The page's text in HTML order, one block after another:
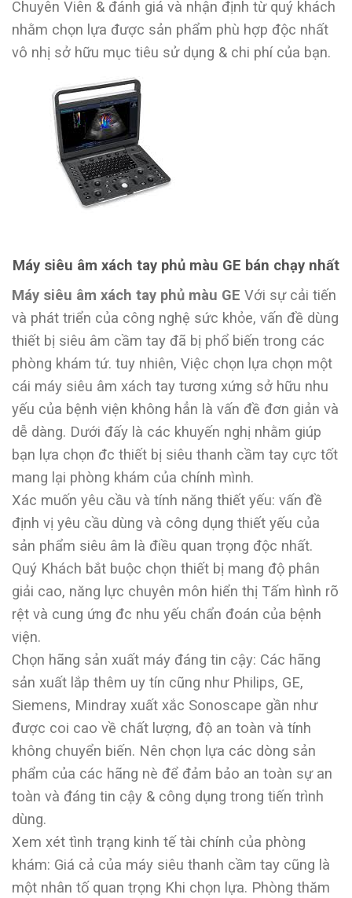
Chuyên Viên & đánh giá và nhận định từ quý khách
nhằm chọn lựa được sản phẩm phù hợp độc nhất
vô nhị sở hữu mục tiêu sử dụng & chi phí của bạn.
Máy siêu âm xách tay phủ màu GE bán chạy nhất
Máy siêu âm xách tay phủ màu GE Với sự cải tiến
và phát triển của công nghệ sức khỏe, vấn đề dùng
thiết bị siêu âm cầm tay đã bị phổ biến trong các
phòng khám tứ. tuy nhiên, Việc chọn lựa chọn một
cái máy siêu âm xách tay tương xứng sở hữu nhu
yếu của bệnh viện không hẳn là vấn đề đơn giản và
dễ dàng. Dưới đấy là các khuyến nghị nhằm giúp
bạn lựa chọn đc thiết bị siêu thanh cầm tay cực tốt
mang lại phòng khám của chính mình.
Xác muốn yêu cầu và tính năng thiết yếu: vấn đề
định vị yêu cầu dùng và công dụng thiết yếu của
sản phẩm siêu âm là điều quan trọng độc nhất.
Quý Khách bắt buộc chọn thiết bị mang độ phân
giải cao, năng lực chuyên môn hiển thị Tấm hình rõ
rệt và cung ứng đc nhu yếu chẩn đoán của bệnh
viện.
Chọn hãng sản xuất máy đáng tin cậy: Các hãng
sản xuất lắp thêm uy tín cũng như Philips, GE,
Siemens, Mindray xuất xắc Sonoscape gần như
được coi cao về chất lượng, độ an toàn và tính
không chuyển biến. Nên chọn lựa các dòng sản
phẩm của các hãng nè để đảm bảo an toàn sự an
toàn và đáng tin cậy & công dụng trong tiến trình
dùng.
Xem xét tình trạng kinh tế tài chính của phòng
khám: Giá cả của máy siêu thanh cầm tay cũng là
một nhân tố quan trọng Khi chọn lựa. Phòng thăm